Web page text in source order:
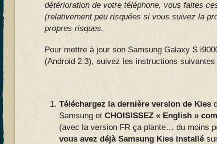
détérioration de votre téléphone, vous faites
(relativement peu risquées si vous suivez la
propres risques.
Pour mettre à jour son Samsung Galaxy S
(Android 2.3), suivez les instructions suivantes
Téléchargez la dernière version de Kies
Samsung et CHOISISSEZ « English »
(avec la version FR ça plante… du moins
vous avez déjà Samsung Kies installé